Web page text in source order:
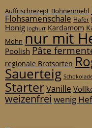
Auffrischrezept Bohnenmehl
Flohsamenschale Hafer
Honig Joghurt Kardamom
Mohn nur mit
Poolish Pâte
regionale Brotsorten
Sauerteig
StarterVanille
weizenfrei wenig